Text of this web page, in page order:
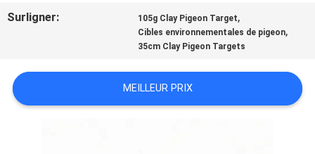
CONTACTEZ-
BLOG
Surligner: 105g Clay Pigeon Target,
Cibles environnementales de pigeon,
35cm Clay Pigeon Targets
MEILLEUR PRIX